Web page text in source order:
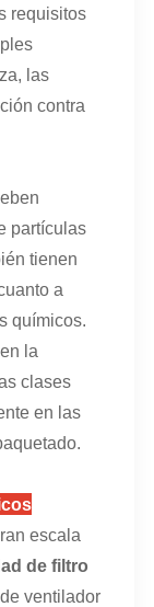
requisitos
las
contra
partículas
tienen
a
químicos.
la
clases
en las
escala
de filtro
ventilador